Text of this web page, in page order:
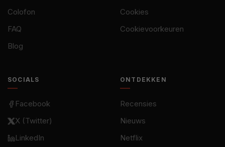
Colofon
FAQ
Blog
Cookies
Cookievoorkeuren
SOCIALS
Facebook
X (Twitter)
LinkedIn
ONTDEKKEN
Recensies
Nieuws
Netflix